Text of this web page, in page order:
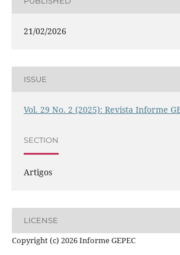
21/02/2026
ISSUE
Vol. 29 No. 2 (2025): Revista Informe
SECTION
Artigos
LICENSE
Copyright (c) 2026 Informe GEPEC